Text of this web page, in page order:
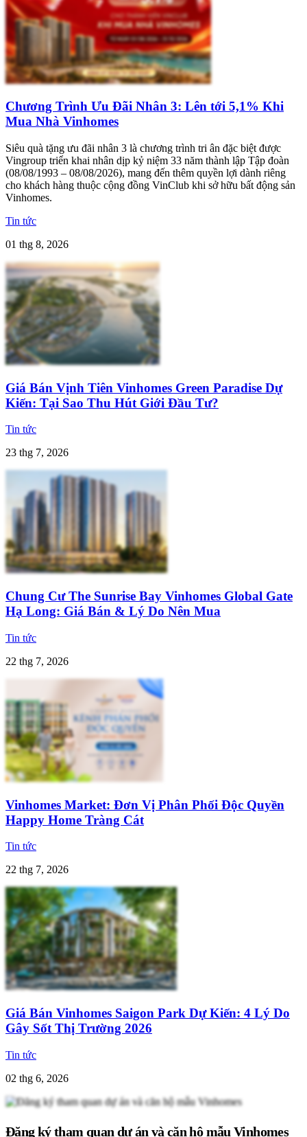
Chương Trình Ưu Đãi Nhân 3: Lên tới 5,1% Khi
Mua Nhà Vinhomes
Siêu quà tặng ưu đãi nhân 3 là chương trình tri ân đặc biệt được
Vingroup triển khai nhân dịp kỷ niệm 33 năm thành lập Tập đoàn
(08/08/1993 – 08/08/2026), mang đến thêm quyền lợi dành riêng
cho khách hàng thuộc cộng đồng VinClub khi sở hữu bất động sản
Vinhomes.
Tin tức
01 thg 8, 2026
Giá Bán Vịnh Tiên Vinhomes Green Paradise Dự
Kiến: Tại Sao Thu Hút Giới Đầu Tư?
Tin tức
23 thg 7, 2026
Chung Cư The Sunrise Bay Vinhomes Global Gate
Hạ Long: Giá Bán & Lý Do Nên Mua
Tin tức
22 thg 7, 2026
Vinhomes Market: Đơn Vị Phân Phối Độc Quyền
Happy Home Tràng Cát
Tin tức
22 thg 7, 2026
Giá Bán Vinhomes Saigon Park Dự Kiến: 4 Lý Do
Gây Sốt Thị Trường 2026
Tin tức
02 thg 6, 2026
Đăng ký tham quan dự án và căn hộ mẫu Vinhomes